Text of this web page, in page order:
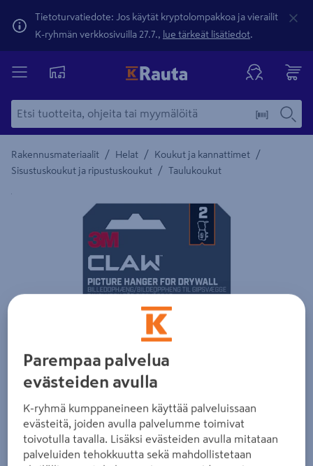
Tietoturvatiedote: Jos käytät kryptolompakkoa ja vierailit
K-ryhmän verkkosivuilla 27.7., lue tärkeät lisätiedot.
Rakennusmateriaalit / Helat / Koukut ja kannattimet /
Sisustuskoukut ja ripustuskoukut / Taulukoukut
Yksityiskohtainen kuvaus löytyy Tuotteen kuvaus -
Parempaa palvelua
evästeiden avulla
K-ryhmä kumppaneineen käyttää palveluissaan
evästeitä, joiden avulla palvelumme toimivat
toivotulla tavalla. Lisäksi evästeiden avulla mitataan
palveluiden tehokkuutta sekä mahdollistetaan